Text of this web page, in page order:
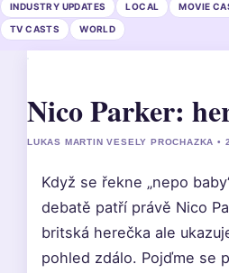
INDUSTRY UPDATES LOCAL MOVIE
TV CASTS WORLD
Nico Parker:
LUKAS MARTIN VESELY PROCHAZKA
Když se řekne „nepo
debatě patří právě Nico
britská herečka ale
pohled zdálo. Pojďme se